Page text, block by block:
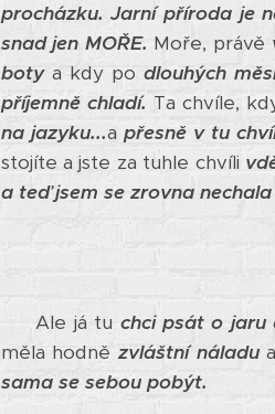
procházku. Jarní příroda je
snad jen MOŘE. Moře, právě
boty a kdy podlouhých
příjemně chladí. Ta chvíle,
na jazyku...a přesně v tu
stojíte a jste za tuhle chvíli
a teď jsem se zrovna
Ale já tu chci psát o jaru
měla hodně zvláštní náladu
sama se sebou pobýt.